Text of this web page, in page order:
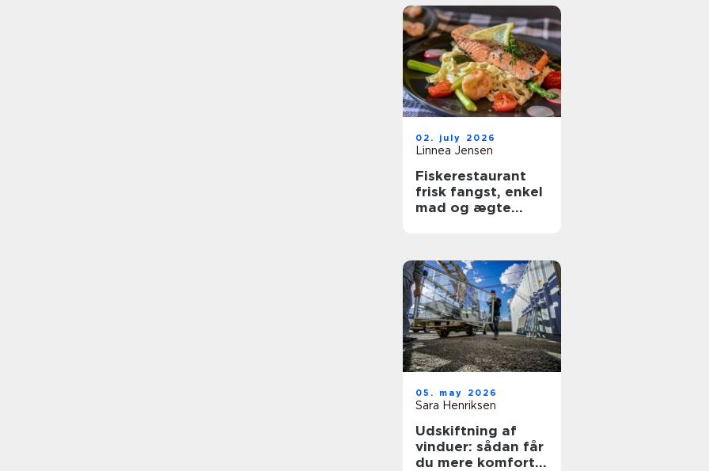
02. july 2026
Linnea Jensen
Fiskerestaurant
frisk fangst, enkel
mad og ægte
05. may 2026
Sara Henriksen
Udskiftning af
vinduer: sådan får
du mere komfort